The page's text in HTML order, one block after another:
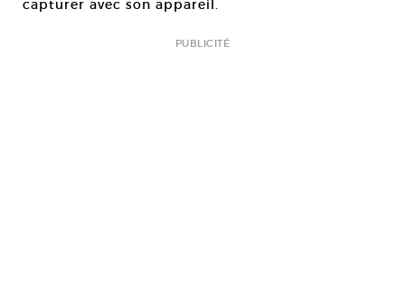
capturer avec son appareil.
PUBLICITÉ